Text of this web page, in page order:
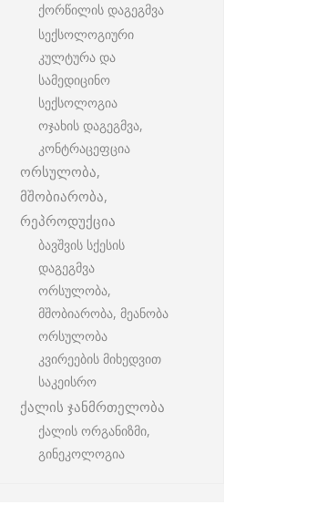
ქორწილის დაგეგმვა
სექსოლოგიური
კულტურა და
სამედიცინო
სექსოლოგია
ოჯახის დაგეგმვა,
კონტრაცეფცია
ორსულობა,
მშობიარობა,
რეპროდუქცია
ბავშვის სქესის
დაგეგმვა
ორსულობა,
მშობიარობა, მეანობა
ორსულობა
კვირეების მიხედვით
საკეისრო
ქალის ჯანმრთელობა
ქალის ორგანიზმი,
გინეკოლოგია